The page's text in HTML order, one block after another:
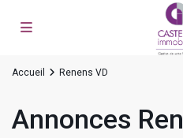
Accueil Renens VD
Annonces